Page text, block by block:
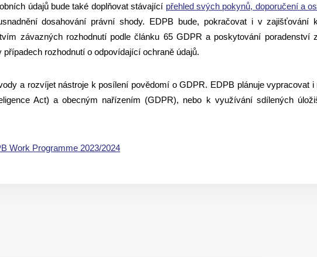
údajů bude také doplňovat stávající přehled svých pokynů, doporučení a
dosahování právní shody. EDPB bude, pokračovat i v zajišťování
závazných rozhodnutí podle článku 65 GDPR a poskytování poradenství
rozhodnutí o odpovídající ochraně údajů.
a rozvíjet nástroje k posílení povědomí o GDPR. EDPB plánuje vypracovat
Act) a obecným nařízením (GDPR), nebo k využívání sdílených
Work Programme 2023/2024